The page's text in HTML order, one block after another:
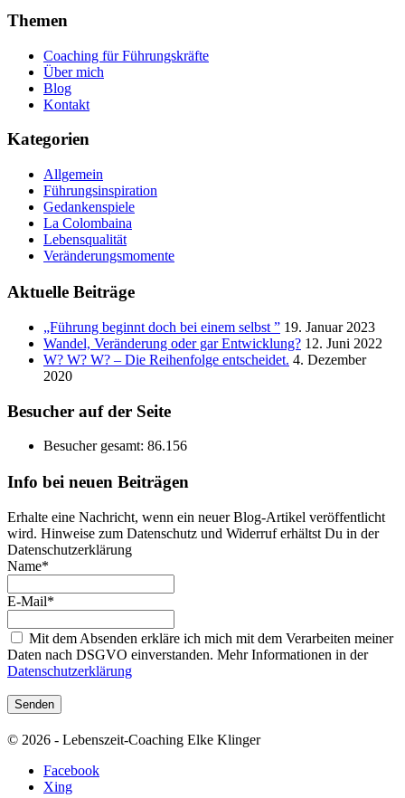
Themen
Coaching für Führungskräfte
Über mich
Blog
Kontakt
Kategorien
Allgemein
Führungsinspiration
Gedankenspiele
La Colombaina
Lebensqualität
Veränderungsmomente
Aktuelle Beiträge
„Führung beginnt doch bei einem selbst ” 19. Januar 2023
Wandel, Veränderung oder gar Entwicklung? 12. Juni 2022
W? W? W? – Die Reihenfolge entscheidet. 4. Dezember
2020
Besucher auf der Seite
Besucher gesamt: 86.156
Info bei neuen Beiträgen
Erhalte eine Nachricht, wenn ein neuer Blog-Artikel veröffentlicht
wird. Hinweise zum Datenschutz und Widerruf erhältst Du in der
Datenschutzerklärung
Name*
E-Mail*
Mit dem Absenden erkläre ich mich mit dem Verarbeiten meiner
Daten nach DSGVO einverstanden. Mehr Informationen in der
Datenschutzerklärung
© 2026 - Lebenszeit-Coaching Elke Klinger
Facebook
Xing